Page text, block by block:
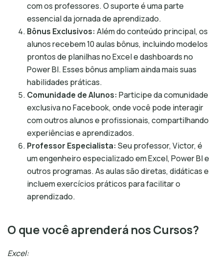
com os professores. O suporte é uma parte
essencial da jornada de aprendizado.
Bônus Exclusivos: Além do conteúdo principal, os
alunos recebem 10 aulas bônus, incluindo modelos
prontos de planilhas no Excel e dashboards no
Power BI. Esses bônus ampliam ainda mais suas
habilidades práticas.
Comunidade de Alunos: Participe da comunidade
exclusiva no Facebook, onde você pode interagir
com outros alunos e profissionais, compartilhando
experiências e aprendizados.
Professor Especialista: Seu professor, Victor, é
um engenheiro especializado em Excel, Power BI e
outros programas. As aulas são diretas, didáticas e
incluem exercícios práticos para facilitar o
aprendizado.
O que você aprenderá nos Cursos?
Excel: